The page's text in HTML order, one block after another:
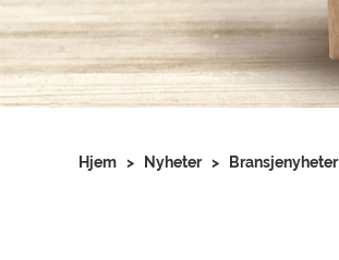
Hjem > Nyheter > Bransjenyheter